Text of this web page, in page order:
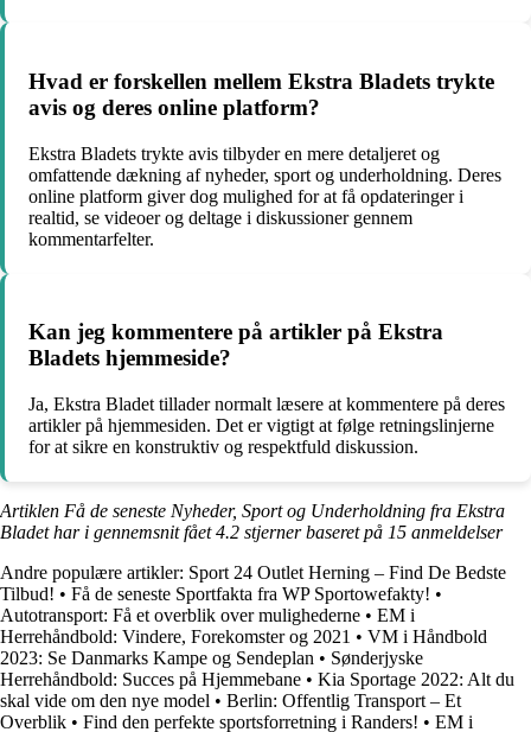
Hvad er forskellen mellem Ekstra Bladets trykte
avis og deres online platform?
Ekstra Bladets trykte avis tilbyder en mere detaljeret og
omfattende dækning af nyheder, sport og underholdning. Deres
online platform giver dog mulighed for at få opdateringer i
realtid, se videoer og deltage i diskussioner gennem
kommentarfelter.
Kan jeg kommentere på artikler på Ekstra
Bladets hjemmeside?
Ja, Ekstra Bladet tillader normalt læsere at kommentere på deres
artikler på hjemmesiden. Det er vigtigt at følge retningslinjerne
for at sikre en konstruktiv og respektfuld diskussion.
Artiklen Få de seneste Nyheder, Sport og Underholdning fra Ekstra
Bladet har i gennemsnit fået4.2 stjerner baseret på 15 anmeldelser
Andre populære artikler: Sport 24 Outlet Herning – Find De Bedste
Tilbud! • Få de seneste Sportfakta fra WP Sportowefakty! •
Autotransport: Få et overblik over mulighederne • EM i
Herrehåndbold: Vindere, Forekomster og 2021 • VM i Håndbold
2023: Se Danmarks Kampe og Sendeplan • Sønderjyske
Herrehåndbold: Succes på Hjemmebane • Kia Sportage 2022: Alt du
skal vide om den nye model • Berlin: Offentlig Transport – Et
Overblik • Find den perfekte sportsforretning i Randers! • EM i